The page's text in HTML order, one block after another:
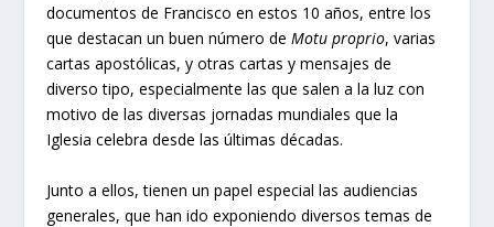
documentos de Francisco en estos 10 años, entre los
que destacan un buen número deMotu proprio, varias
cartas apostólicas, y otras cartas y mensajes de
diverso tipo, especialmente las que salen a la luz con
motivo de las diversas jornadas mundiales que la
Iglesia celebra desde las últimas décadas.
Junto a ellos, tienen un papel especial las audiencias
generales, que han ido exponiendo diversos temas de